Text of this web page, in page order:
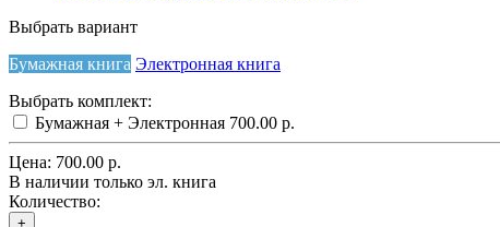
Выбрать вариант
Бумажная книга Электронная книга
Выбрать комплект:
Бумажная + Электронная 700.00 р.
Цена: 700.00 р.
В наличии только эл. книга
Количество:
+